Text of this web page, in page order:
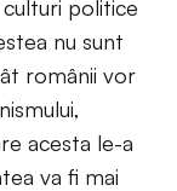
politice
nu sunt
românii vor
acesta le-a
va fi mai